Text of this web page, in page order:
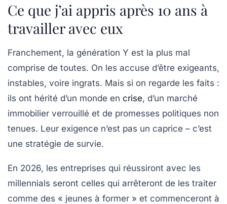
Ce que j’ai appris après 10 ans à
travailler avec eux
Franchement, la génération Y est la plus mal
comprise de toutes. On les accuse d’être exigeants,
instables, voire ingrats. Mais si on regarde les faits :
ils ont hérité d’un monde en crise, d’un marché
immobilier verrouillé et de promesses politiques non
tenues. Leur exigence n’est pas un caprice – c’est
une stratégie de survie.
En 2026, les entreprises qui réussiront avec les
millennials seront celles qui arrêteront de les traiter
comme des « jeunes à former » et commenceront à